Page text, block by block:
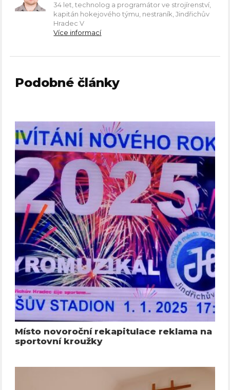
34 let, technolog a programátor ve strojírenství,
kapitán hokejového týmu, nestraník, Jindřichův
Hradec V
Více informací
Podobné články
Místo novoroční rekapitulace reklama na
sportovní kroužky